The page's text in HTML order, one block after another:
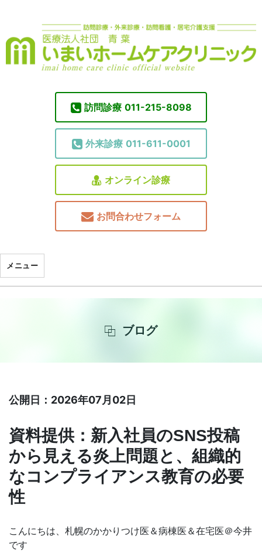
訪問診療 011-215-8098
外来診療 011-611-0001
オンライン診療
お問合わせフォーム
メニュー
ブログ
公開日：2026年07月02日
資料提供：新入社員のSNS投稿
から見える炎上問題と、組織的
なコンプライアンス教育の必要
性
こんにちは、札幌のかかりつけ医＆病棟医＆在宅医＠今井
です